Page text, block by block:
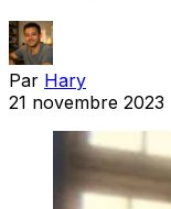
Par Hary
21 novembre 2023